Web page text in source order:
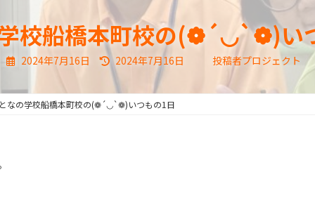
校船橋本町校の(❁´◡`❁)い
2024年7月16日 最
終
更
新
日
時
2024年7月16日 投稿者プロジェクト
なの学校船橋本町校の(❁´◡`❁)いつもの1日